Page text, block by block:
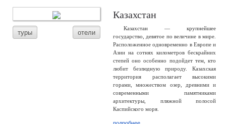
туры отели
Казахстан
Казахстан — крупнейшее
государство, девятое по величине в мире.
Расположенное одновременно в Европе и
Азии на сотнях километров бескрайних
степей оно особенно подойдет тем, кто
любит безлюдную природу. Казахская
территория располагает высокими
горами, множеством озер, древними и
современными памятниками
архитектуры, пляжной полосой
Каспийского моря.
подробнее...